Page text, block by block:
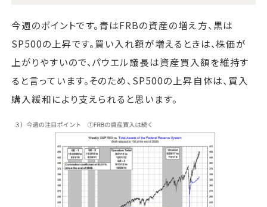
今週のポイントです。青はFRBの資産の増え方、黒は
SP500の上昇です。買い入れ額が増えるときは、株価が
上がりやすいので、パウエル議長は資産買入額を維持す
ると言っています。そのため、SP500の上昇自体は、買入
購入緩和により支えられると思います。